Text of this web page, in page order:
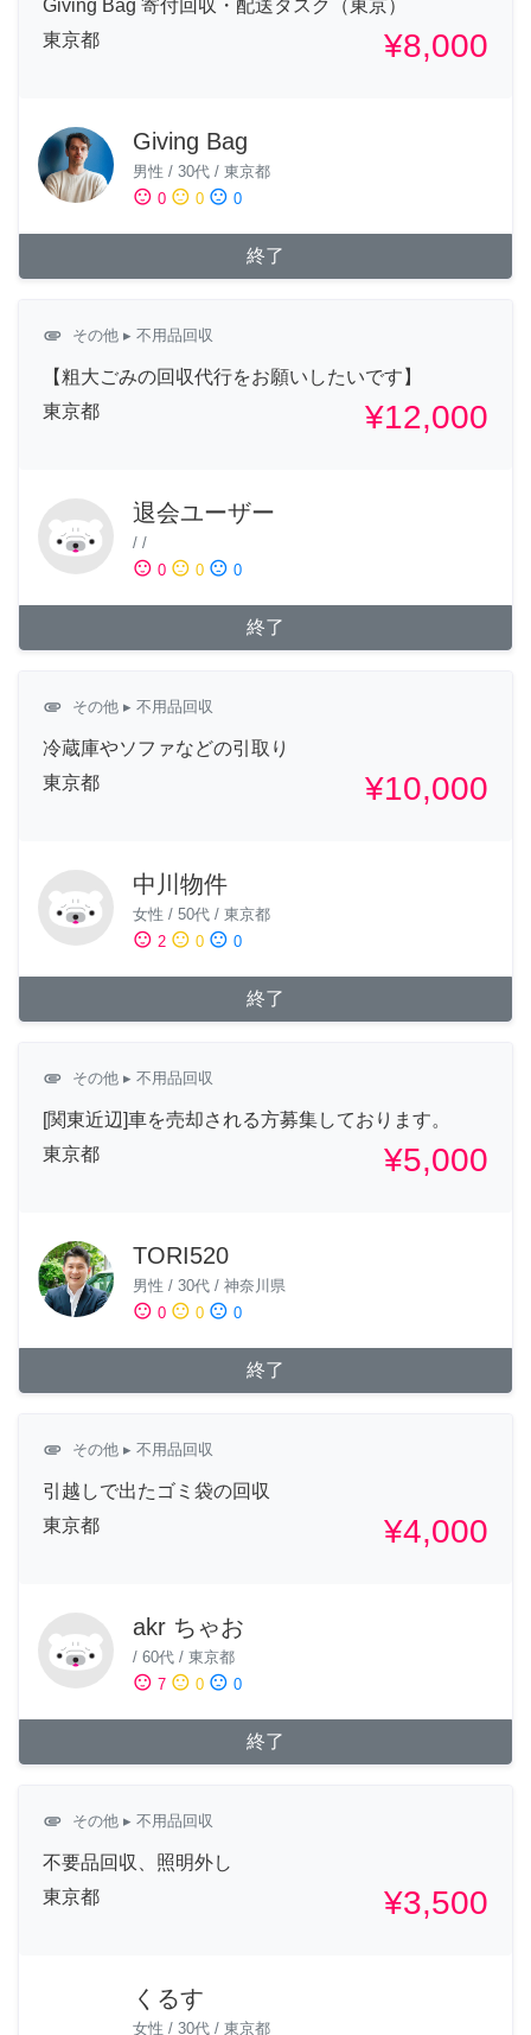
Giving Bag 寄付回収・配送タスク（東京）
東京都
¥8,000
Giving Bag
男性 / 30代 / 東京都
sentiment_satisfied 0 sentiment_neutral 0 sentiment_dissatisfied 0
終了
attachment その他 ▸ 不用品回収
【粗大ごみの回収代行をお願いしたいです】
東京都
¥12,000
退会ユーザー
/ /
sentiment_satisfied 0 sentiment_neutral 0 sentiment_dissatisfied 0
終了
attachment その他 ▸ 不用品回収
冷蔵庫やソファなどの引取り
東京都
¥10,000
中川物件
女性 / 50代 / 東京都
sentiment_satisfied 2 sentiment_neutral 0 sentiment_dissatisfied 0
終了
attachment その他 ▸ 不用品回収
[関東近辺]車を売却される方募集しております。
東京都
¥5,000
TORI520
男性 / 30代 / 神奈川県
sentiment_satisfied 0 sentiment_neutral 0 sentiment_dissatisfied 0
終了
attachment その他 ▸ 不用品回収
引越しで出たゴミ袋の回収
東京都
¥4,000
akr ちゃお
/ 60代 / 東京都
sentiment_satisfied 7 sentiment_neutral 0 sentiment_dissatisfied 0
終了
attachment その他 ▸ 不用品回収
不要品回収、照明外し
東京都
¥3,500
くるす
女性 / 30代 / 東京都